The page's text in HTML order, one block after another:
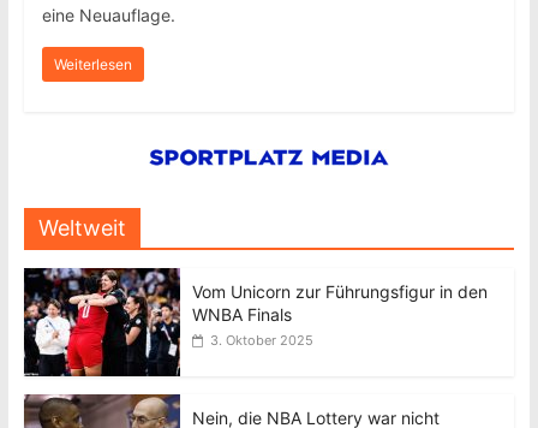
eine Neuauflage.
Weiterlesen
Weltweit
Vom Unicorn zur Führungsfigur in den
WNBA Finals
3. Oktober 2025
Nein, die NBA Lottery war nicht